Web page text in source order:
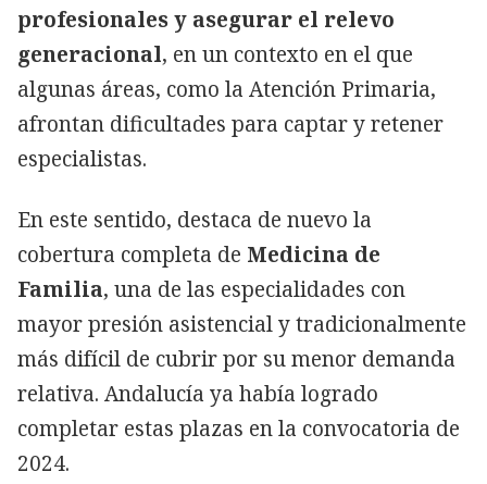
profesionales y asegurar el relevo
generacional, en un contexto en el que
algunas áreas, como la Atención Primaria,
afrontan dificultades para captar y retener
especialistas.
En este sentido, destaca de nuevo la
cobertura completa de Medicina de
Familia, una de las especialidades con
mayor presión asistencial y tradicionalmente
más difícil de cubrir por su menor demanda
relativa. Andalucía ya había logrado
completar estas plazas en la convocatoria de
2024.